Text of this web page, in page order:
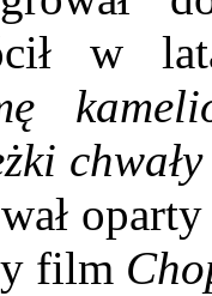
w
chwały
film